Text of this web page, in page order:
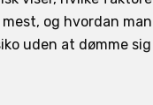
og hvordan
uden at dømme sig